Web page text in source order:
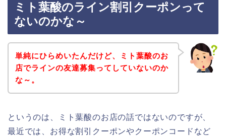
ミト葉酸のライン割引クーポンって
ないのかな～
単純にひらめいたんだけど、ミト葉酸のお
店でラインの友達募集ってしていないのか
な～。
というのは、ミト葉酸のお店の話ではないのですが、
最近では、お得な割引クーポンやクーポンコードなど